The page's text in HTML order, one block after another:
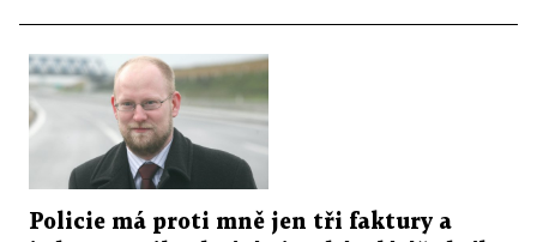
Policie má proti mně jen tři faktury a